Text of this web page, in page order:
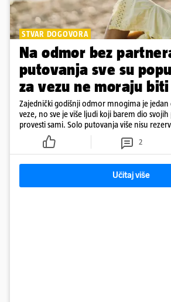
STVAR DOGOVORA
Na odmor bez
putovanja sve su
za vezu ne moraju
Zajednički godišnji odmor mnogima je jedan
veze, no sve je više ljudi koji barem dio
provesti sami. Solo putovanja više nisu
samce, a činjenica da netko ima partnera ne
putovanje moraju planirati zajedno
2
Učitaj više